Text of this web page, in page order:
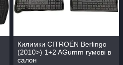
Килимки CITROЁN Berlingo
(2010>) 1+2 AGumm гумові в
салон